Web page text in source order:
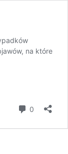
na które
0